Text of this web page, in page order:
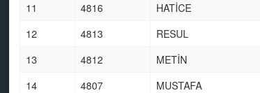
11
4816 HATİCE
12
4813 RESUL
13
4812 METİN
14
4807 MUSTAFA